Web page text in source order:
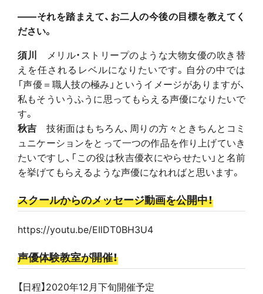
――それを踏まえて、お二人の今後の目標を教えてく
ださい。
須川 メリル・ストリープのような大物女優の吹き替
えを任されるレベルになりたいです。自分の中では
「声優＝職人技の極み」というイメージがありますが、
私もそういうふうに思ってもらえる声優になりたいで
す。
秋吉 技術面はもちろん、周りの方々ときちんとコミ
ュニケーションをとって一つの作品を作り上げていき
たいですし、「この役は秋吉優衣にやらせたい」と名前
を挙げてもらえるような声優になれればと思います。
スクールからのメッセージ動画を公開中！
https://youtu.be/EIlDT0BH3U4
声優体験教室が開催！
【日程】2020年12月下旬開催予定